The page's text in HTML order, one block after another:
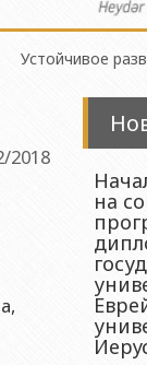
при
и
и
Устойчивое
2018
на